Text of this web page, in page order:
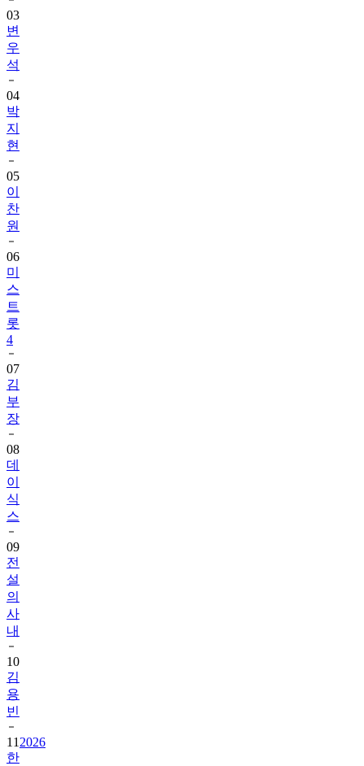
03
변
우
석
04
박
지
현
05
이
찬
원
06
미
스
트
롯
4
07
김
부
장
08
데
이
식
스
09
전
설
의
사
내
10
김
용
빈
11 2026
한